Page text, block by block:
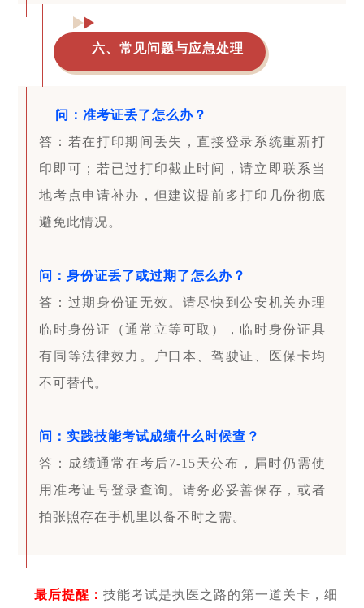
六、常见问题与应急处理
问：准考证丢了怎么办？
答：若在打印期间丢失，直接登录系统重新打
印即可；若已过打印截止时间，请立即联系当
地考点申请补办，但建议提前多打印几份彻底
避免此情况。
问：身份证丢了或过期了怎么办？
答：过期身份证无效。请尽快到公安机关办理
临时身份证（通常立等可取），临时身份证具
有同等法律效力。户口本、驾驶证、医保卡均
不可替代。
问：实践技能考试成绩什么时候查？
答：成绩通常在考后7-15天公布，届时仍需使
用准考证号登录查询。请务必妥善保存，或者
拍张照存在手机里以备不时之需。
最后提醒：技能考试是执医之路的第一道关卡，细